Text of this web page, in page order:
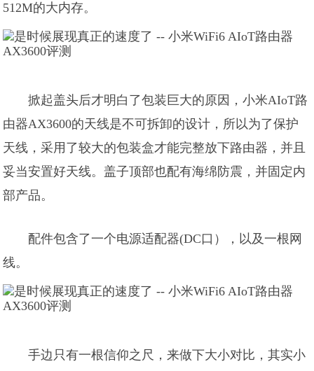
512M的大内存。
掀起盖头后才明白了包装巨大的原因，小米AIoT路
由器AX3600的天线是不可拆卸的设计，所以为了保护
天线，采用了较大的包装盒才能完整放下路由器，并且
妥当安置好天线。盖子顶部也配有海绵防震，并固定内
部产品。
配件包含了一个电源适配器(DC口），以及一根网
线。
手边只有一根信仰之尺，来做下大小对比，其实小